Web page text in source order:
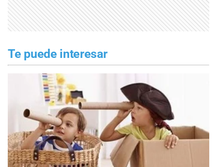
Te puede interesar